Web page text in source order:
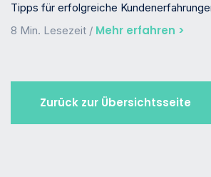
Tipps für erfolgreiche
8 Min. Lesezeit / Mehr erfahren >
Zurück zur Übersichtsseite